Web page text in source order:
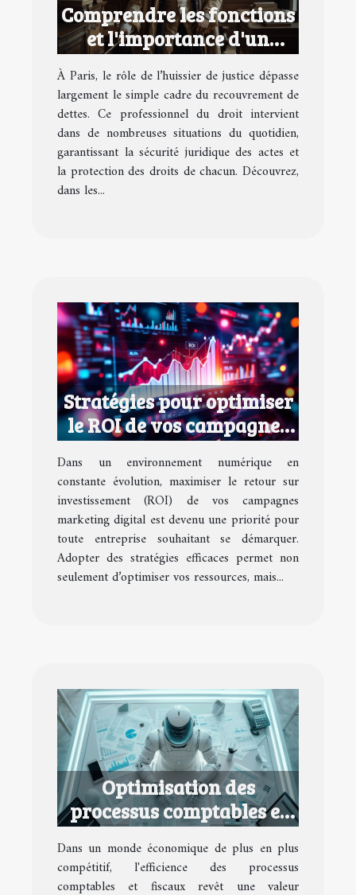
Comprendre les fonctions
et l'importance d'un
huissier de justice à Paris
À Paris, le rôle de l’huissier de justice dépasse
largement le simple cadre du recouvrement de
dettes. Ce professionnel du droit intervient
dans de nombreuses situations du quotidien,
garantissant la sécurité juridique des actes et
la protection des droits de chacun. Découvrez,
dans les...
Stratégies pour optimiser
le ROI de vos campagnes
marketing digital
Dans un environnement numérique en
constante évolution, maximiser le retour sur
investissement (ROI) de vos campagnes
marketing digital est devenu une priorité pour
toute entreprise souhaitant se démarquer.
Adopter des stratégies efficaces permet non
seulement d’optimiser vos ressources, mais...
Optimisation des
processus comptables et
fiscaux pour petites
entreprises
Dans un monde économique de plus en plus
compétitif, l'efficience des processus
comptables et fiscaux revêt une valeur